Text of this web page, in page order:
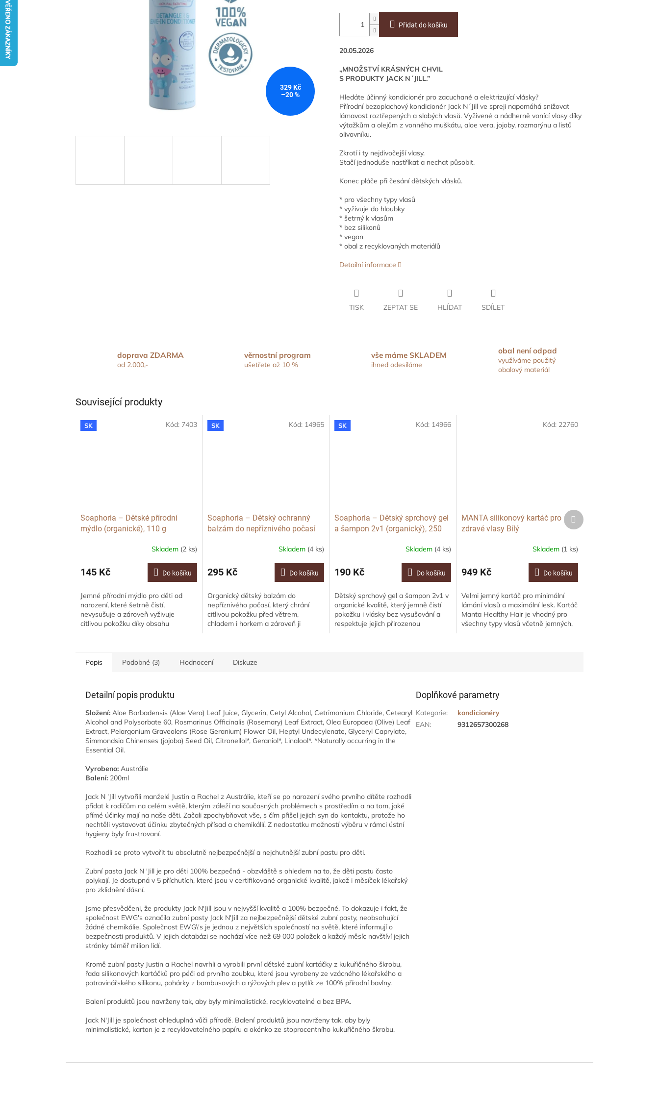
329 Kč
–20 %
Přidat do košíku
20.05.2026
„MNOŽSTVÍ KRÁSNÝCH CHVIL
S PRODUKTY JACK N´JILL.”
Hledáte účinný kondicionér pro zacuchané a elektrizující vlásky?
Přírodní bezoplachový kondicionér Jack N´Jill ve spreji napomáhá snižovat
lámavost roztřepených a slabých vlasů. Vyživené a nádherně vonící vlasy díky
výtažkům a olejům z vonného muškátu, aloe vera, jojoby, rozmarýnu a listů
olivovníku.
Zkrotí i ty nejdivočejší vlasy.
Stačí jednoduše nastříkat a nechat působit.
Konec pláče při česání dětských vlásků.
* pro všechny typy vlasů
* vyživuje do hloubky
* šetrný k vlasům
* bez silikonů
* vegan
* obal z recyklovaných materiálů
Detailní informace
TISK ZEPTAT SE HLÍDAT SDÍLET
doprava ZDARMA
od 2.000,-
věrnostní program
ušetřete až 10 %
vše máme SKLADEM
ihned odesíláme
obal není odpad
využíváme použitý
obalový materiál
Související produkty
SK
Soaphoria – Dětské přírodní
mýdlo (organické), 110 g
Skladem (2 ks)
145 Kč Do košíku
Jemné přírodní mýdlo pro děti od
narození, které šetrně čistí,
nevysušuje a zároveň vyživuje
citlivou pokožku díky obsahu
Kód: 7403 SK
Soaphoria – Dětský ochranný
balzám do nepříznivého počasí
Skladem (4 ks)
295 Kč Do košíku
Organický dětský balzám do
nepříznivého počasí, který chrání
citlivou pokožku před větrem,
chladem i horkem a zároveň ji
Kód: 14965 SK
Soaphoria – Dětský sprchový gel
a šampon 2v1 (organický), 250
Skladem (4 ks)
190 Kč Do košíku
Dětský sprchový gel a šampon 2v1 v
organické kvalitě, který jemně čistí
pokožku i vlásky bez vysušování a
respektuje jejich přirozenou
Kód: 14966
MANTA silikonový kartáč pro
zdravé vlasy Bílý
Skladem (1 ks)
949 Kč Do košíku
Velmi jemný kartáč pro minimální
lámání vlasů a maximální lesk. Kartáč
Manta Healthy Hair je vhodný pro
všechny typy vlasů včetně jemných,
Kód: 22760
Další
produkt
Popis Podobné (3) Hodnocení Diskuze
Detailní popis produktu
Složení: Aloe Barbadensis (Aloe Vera) Leaf Juice, Glycerin, Cetyl Alcohol, Cetrimonium Chloride, Cetearyl
Alcohol and Polysorbate 60, Rosmarinus Officinalis (Rosemary) Leaf Extract, Olea Europaea (Olive) Leaf
Extract, Pelargonium Graveolens (Rose Geranium) Flower Oil, Heptyl Undecylenate, Glyceryl Caprylate,
Simmondsia Chinenses (jojoba) Seed Oil, Citronellol*, Geraniol*, Linalool*. *Naturally occurring in the
Essential Oil.
Vyrobeno: Austrálie
Balení: 200ml
Jack N 'Jill vytvořili manželé Justin a Rachel z Austrálie, kteří se po narození svého prvního dítěte rozhodli
přidat k rodičům na celém světě, kterým záleží na současných problémech s prostředím a na tom, jaké
přímé účinky mají na naše děti. Začali zpochybňovat vše, s čím přišel jejich syn do kontaktu, protože ho
nechtěli vystavovat účinku zbytečných přísad a chemikálií. Z nedostatku možností výběru v rámci ústní
hygieny byly frustrovaní.
Rozhodli se proto vytvořit tu absolutně nejbezpečnější a nejchutnější zubní pastu pro děti.
Zubní pasta Jack N 'Jill je pro děti 100% bezpečná - obzvláště s ohledem na to, že děti pastu často
polykají. Je dostupná v 5 příchutích, které jsou v certifikované organické kvalitě, jakož i měsíček lékařský
pro zklidnění dásní.
Jsme přesvědčeni, že produkty Jack N'Jill jsou v nejvyšší kvalitě a 100% bezpečné. To dokazuje i fakt, že
společnost EWG's označila zubní pasty Jack N'Jill za nejbezpečnější dětské zubní pasty, neobsahující
žádné chemikálie. Společnost EWG\'s je jednou z největších společností na světě, které informují o
bezpečnosti produktů. V jejich databázi se nachází více než 69 000 položek a každý měsíc navštíví jejich
stránky téměř milion lidí.
Kromě zubní pasty Justin a Rachel navrhli a vyrobili první dětské zubní kartáčky z kukuřičného škrobu,
řada silikonových kartáčků pro péči od prvního zoubku, které jsou vyrobeny ze vzácného lékařského a
potravinářského silikonu, pohárky z bambusových a rýžových plev a pytlík ze 100% přírodní bavlny.
Balení produktů jsou navrženy tak, aby byly minimalistické, recyklovatelné a bez BPA.
Jack N'Jill je společnost ohleduplná vůči přírodě. Balení produktů jsou navrženy tak, aby byly
minimalistické, karton je z recyklovatelného papíru a okénko ze stoprocentního kukuřičného škrobu.
Doplňkové parametry
Kategorie:
kondicionéry
EAN: 9312657300268